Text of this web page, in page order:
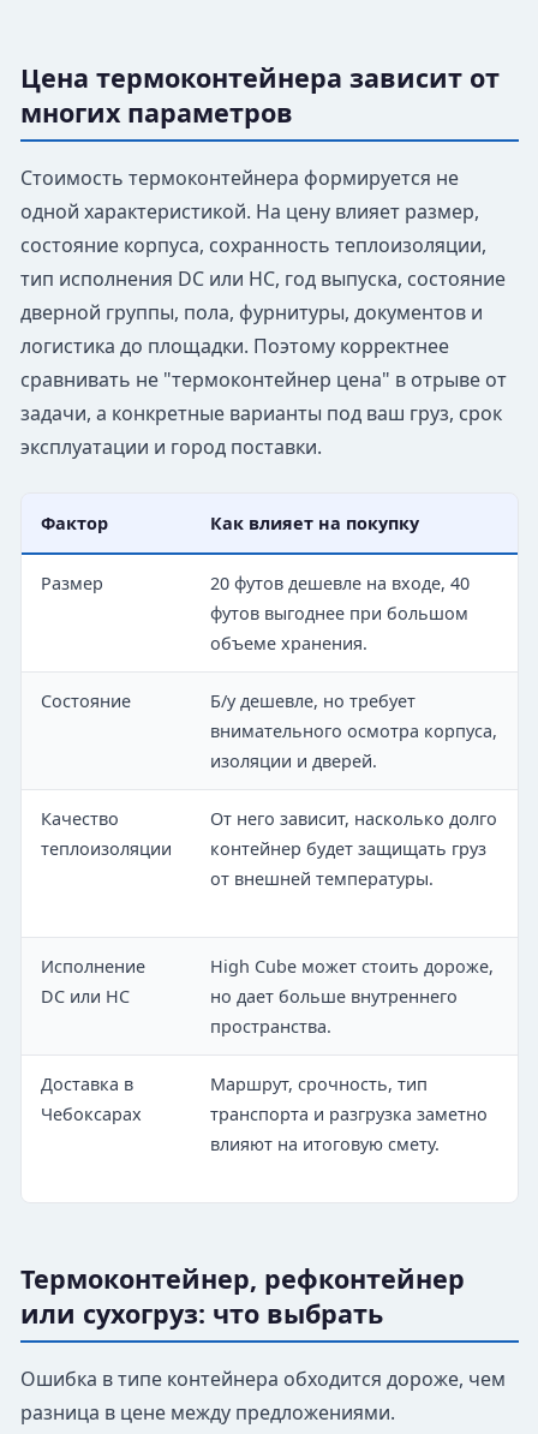
Цена термоконтейнера зависит от
многих параметров
Стоимость термоконтейнера формируется не
одной характеристикой. На цену влияет размер,
состояние корпуса, сохранность теплоизоляции,
тип исполнения DC или HC, год выпуска, состояние
дверной группы, пола, фурнитуры, документов и
логистика до площадки. Поэтому корректнее
сравнивать не "термоконтейнер цена" в отрыве от
задачи, а конкретные варианты под ваш груз, срок
эксплуатации и город поставки.
Фактор Как влияет на покупку
Размер
20 футов дешевле на входе, 40
футов выгоднее при большом
объеме хранения.
Состояние
Б/у дешевле, но требует
внимательного осмотра корпуса,
изоляции и дверей.
Качество
теплоизоляции
От него зависит, насколько долго
контейнер будет защищать груз
от внешней температуры.
Исполнение
DC или HC
High Cube может стоить дороже,
но дает больше внутреннего
пространства.
Доставка в
Чебоксарах
Маршрут, срочность, тип
транспорта и разгрузка заметно
влияют на итоговую смету.
Термоконтейнер, рефконтейнер
или сухогруз: что выбрать
Ошибка в типе контейнера обходится дороже, чем
разница в цене между предложениями.